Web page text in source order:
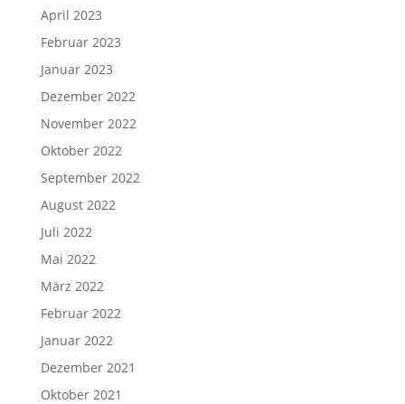
April 2023
Februar 2023
Januar 2023
Dezember 2022
November 2022
Oktober 2022
September 2022
August 2022
Juli 2022
Mai 2022
März 2022
Februar 2022
Januar 2022
Dezember 2021
Oktober 2021